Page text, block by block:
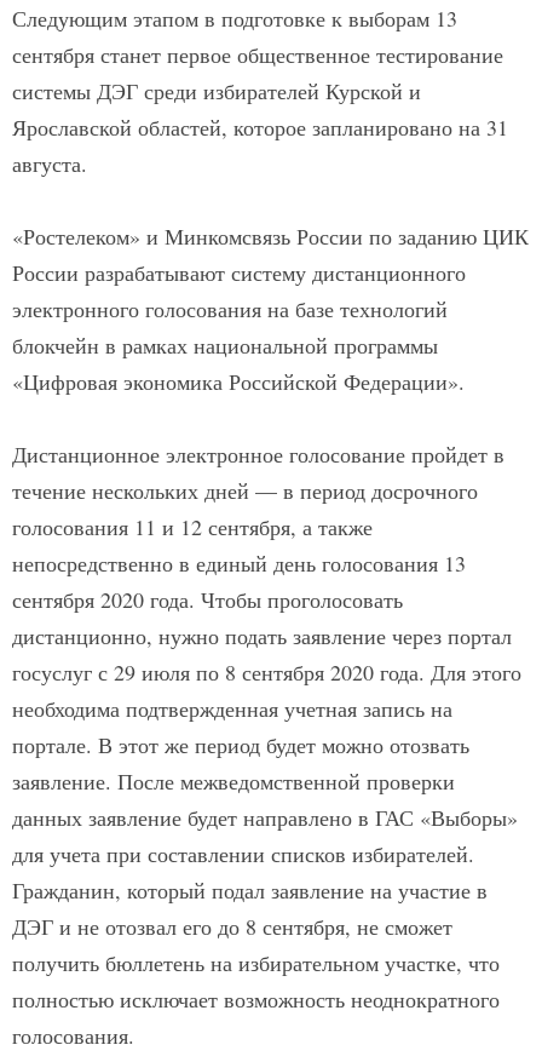
Следующим этапом в подготовке к выборам 13
сентября станет первое общественное тестирование
системы ДЭГ среди избирателей Курской и
Ярославской областей, которое запланировано на 31
августа.
«Ростелеком» и Минкомсвязь России по заданию ЦИК
России разрабатывают систему дистанционного
электронного голосования на базе технологий
блокчейн в рамках национальной программы
«Цифровая экономика Российской Федерации».
Дистанционное электронное голосование пройдет в
течение нескольких дней — в период досрочного
голосования 11 и 12 сентября, а также
непосредственно в единый день голосования 13
сентября 2020 года. Чтобы проголосовать
дистанционно, нужно подать заявление через портал
госуслуг с 29 июля по 8 сентября 2020 года. Для этого
необходима подтвержденная учетная запись на
портале. В этот же период будет можно отозвать
заявление. После межведомственной проверки
данных заявление будет направлено в ГАС «Выборы»
для учета при составлении списков избирателей.
Гражданин, который подал заявление на участие в
ДЭГ и не отозвал его до 8 сентября, не сможет
получить бюллетень на избирательном участке, что
полностью исключает возможность неоднократного
голосования.